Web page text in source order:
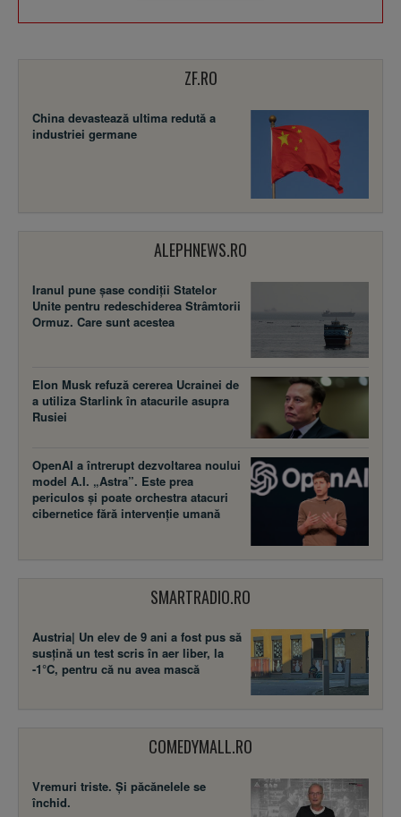
ZF.RO
China devastează ultima redută a
industriei germane
ALEPHNEWS.RO
Iranul pune șase condiții Statelor
Unite pentru redeschiderea Strâmtorii
Ormuz. Care sunt acestea
Elon Musk refuză cererea Ucrainei de
a utiliza Starlink în atacurile asupra
Rusiei
OpenAI a întrerupt dezvoltarea noului
model A.I. „Astra”. Este prea
periculos și poate orchestra atacuri
cibernetice fără intervenție umană
SMARTRADIO.RO
Austria| Un elev de 9 ani a fost pus să
susţină un test scris în aer liber, la
-1°C, pentru că nu avea mască
COMEDYMALL.RO
Vremuri triste. Şi păcănelele se
închid.